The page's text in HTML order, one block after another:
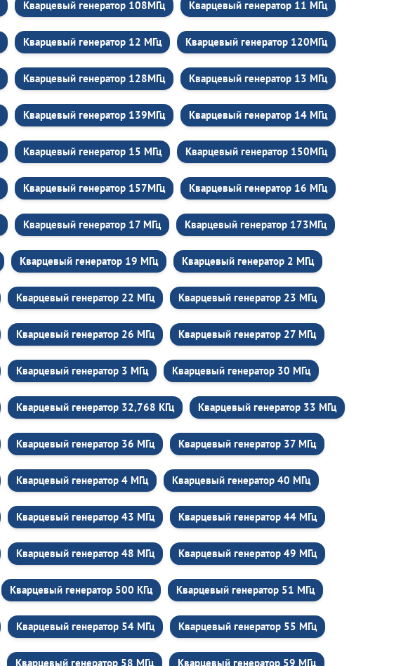
Кварцевый генератор 108МГц Кварцевый генератор 11 МГц
Кварцевый генератор 12 МГц Кварцевый генератор 120МГц
Кварцевый генератор 128МГц Кварцевый генератор 13 МГц
Кварцевый генератор 139МГц Кварцевый генератор 14 МГц
Кварцевый генератор 15 МГц Кварцевый генератор 150МГц
Кварцевый генератор 157МГц Кварцевый генератор 16 МГц
Кварцевый генератор 17 МГц Кварцевый генератор 173МГц
Кварцевый генератор 19 МГц Кварцевый генератор 2 МГц
Кварцевый генератор 22 МГц Кварцевый генератор 23 МГц
Кварцевый генератор 26 МГц Кварцевый генератор 27 МГц
Кварцевый генератор 3 МГц Кварцевый генератор 30 МГц
Кварцевый генератор 32,768 КГц Кварцевый генератор 33 МГц
Кварцевый генератор 36 МГц Кварцевый генератор 37 МГц
Кварцевый генератор 4 МГц Кварцевый генератор 40 МГц
Кварцевый генератор 43 МГц Кварцевый генератор 44 МГц
Кварцевый генератор 48 МГц Кварцевый генератор 49 МГц
Кварцевый генератор 500 КГц Кварцевый генератор 51 МГц
Кварцевый генератор 54 МГц Кварцевый генератор 55 МГц
Кварцевый генератор 58 МГц Кварцевый генератор 59 МГц